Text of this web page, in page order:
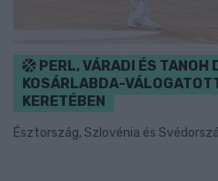
PERL, VÁRADI ÉS TANOH
KOSÁRLABDA-
KERETÉBEN
Észtország, Szlovénia és